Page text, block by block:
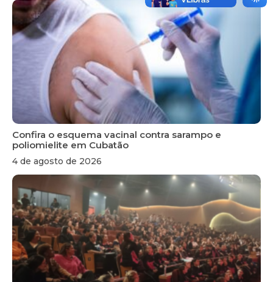
Confira o esquema vacinal contra sarampo e
poliomielite em Cubatão
4 de agosto de 2026